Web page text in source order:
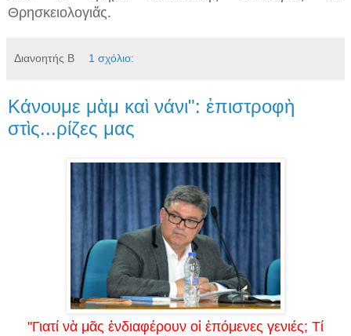
Θρησκειολογιἄς.
Διανοητής Β 1 σχόλιο:
Κάνουμε μὰμ καὶ νάνι": ἐπιστροφὴ
στὶς...ρίζες μας
"Γιατί νὰ μᾶς ἐνδιαφέρουν οἱ ἑπόμενες γενιές; Τί